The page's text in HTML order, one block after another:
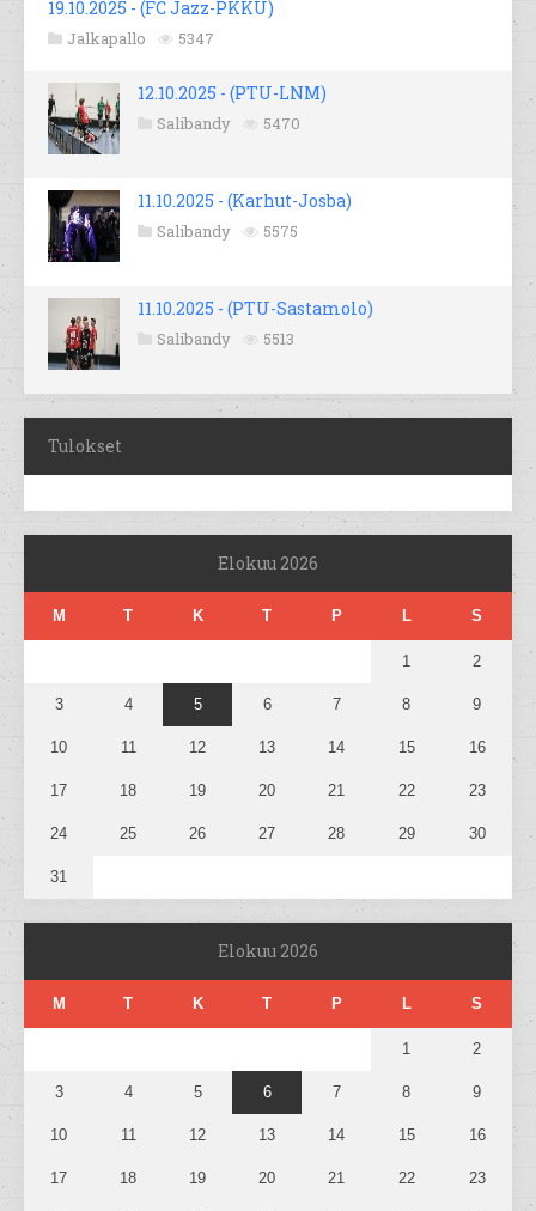
19.10.2025 - (FC Jazz-PKKU)
Jalkapallo 5347
12.10.2025 - (PTU-LNM)
Salibandy 5470
11.10.2025 - (Karhut-Josba)
Salibandy 5575
11.10.2025 - (PTU-Sastamolo)
Salibandy 5513
Tulokset
Elokuu 2026
M T K T P L S
1 2
3 4 5 6 7 8 9
10 11 12 13 14 15 16
17 18 19 20 21 22 23
24 25 26 27 28 29 30
31
Elokuu 2026
M T K T P L S
1 2
3 4 5 6 7 8 9
10 11 12 13 14 15 16
17 18 19 20 21 22 23